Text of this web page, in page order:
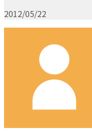
2012/05/22